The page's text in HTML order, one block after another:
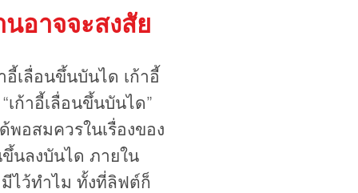
อาจจะสงสัย
เลื่อนขึ้นบันได เก้าอี้
ก้าอี้เลื่อนขึ้นบันได”
อสมควรในเรื่องของ
นลงบันได ภายใน
ไว้ทำไม ทั้งที่ลิฟต์ก็